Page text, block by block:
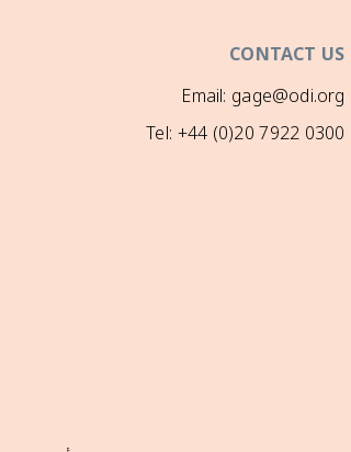
CONTACT US
Email: gage@odi.org
Tel: +44 (0)20 7922 0300